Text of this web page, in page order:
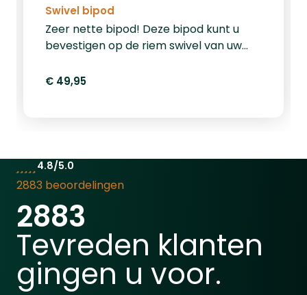
Swivel bipod
Zeer nette bipod! Deze bipod kunt u
bevestigen op de riem swivel van uw
adapter kunt u deze bipod eventueel
&nbsp; &nbsp;
€ 49,95
4.8/5.0
2883 beoordelingen
2883
Tevreden klanten
gingen u voor.